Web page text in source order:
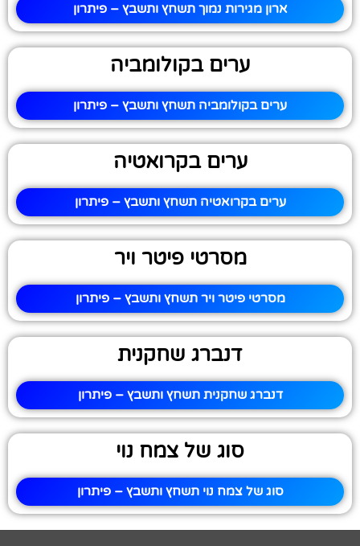
ארון מגירות נמוך תשחץ ותשבץ – פיתרון
ערים בקולומביה
ערים בקולומביה תשחץ ותשבץ – פיתרון
ערים בקרואטיה
ערים בקרואטיה תשחץ ותשבץ – פיתרון
מסרטי פיטר ויר
מסרטי פיטר ויר תשחץ ותשבץ – פיתרון
דנברג שחקנית
דנברג שחקנית תשחץ ותשבץ – פיתרון
סוג של צמח נוי
סוג של צמח נוי תשחץ ותשבץ – פיתרון